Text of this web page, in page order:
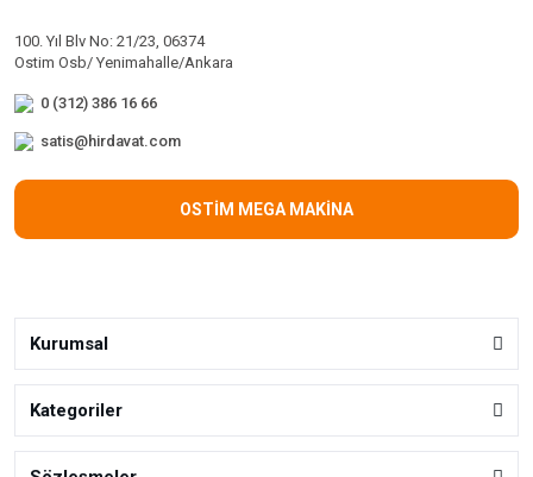
100. Yıl Blv No: 21/23, 06374
Ostim Osb/ Yenimahalle/Ankara
0 (312) 386 16 66
satis@hirdavat.com
OSTİM MEGA MAKİNA
Kurumsal
Kategoriler